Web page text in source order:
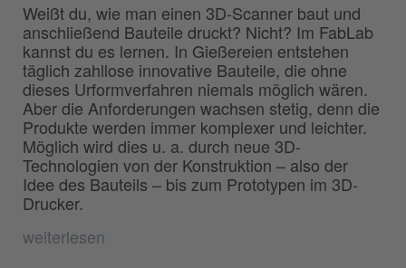
Weißt du, wie man einen 3D-Scanner baut und
anschließend Bauteile druckt? Nicht? Im FabLab
kannst du es lernen. In Gießereien entstehen
täglich zahllose innovative Bauteile, die ohne
dieses Urformverfahren niemals möglich wären.
Aber die Anforderungen wachsen stetig, denn die
Produkte werden immer komplexer und leichter.
Möglich wird dies u. a. durch neue 3D-
Technologien von der Konstruktion – also der
Idee des Bauteils – bis zum Prototypen im 3D-
Drucker.
weiterlesen